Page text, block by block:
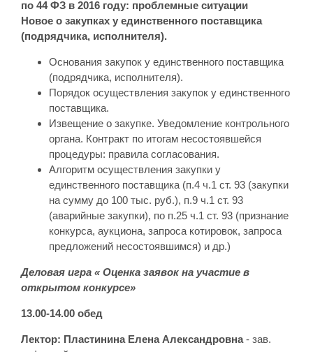
по 44 ФЗ в 2016 году: проблемные ситуации
Новое о закупках у единственного поставщика
(подрядчика, исполнителя).
Основания закупок у единственного поставщика
(подрядчика, исполнителя).
Порядок осуществления закупок у единственного
поставщика.
Извещение о закупке. Уведомление контрольного
органа. Контракт по итогам несостоявшейся
процедуры: правила согласования.
Алгоритм осуществления закупки у
единственного поставщика (п.4 ч.1 ст. 93 (закупки
на сумму до 100 тыс. руб.), п.9 ч.1 ст. 93
(аварийные закупки), по п.25 ч.1 ст. 93 (признание
конкурса, аукциона, запроса котировок, запроса
предложений несостоявшимся) и др.)
Деловая игра « Оценка заявок на участие в
открытом конкурсе»
13.00-14.00 обед
Лектор: Пластинина Елена Александровна- зав.